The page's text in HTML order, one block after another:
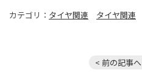
カテゴリ： タイヤ関連 タイヤ関連
< 前の記事へ